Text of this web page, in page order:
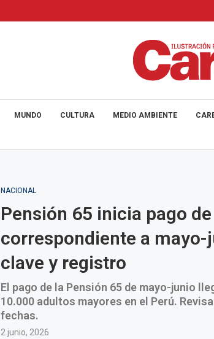
MUNDO CULTURA MEDIO AMBIENTE
NACIONAL
Pensión 65 inicia pago
correspondiente a
clave y registro
El pago de la Pensión 65 de mayo-junio
10.000 adultos mayores en el Perú.
fechas.
2 junio, 2026